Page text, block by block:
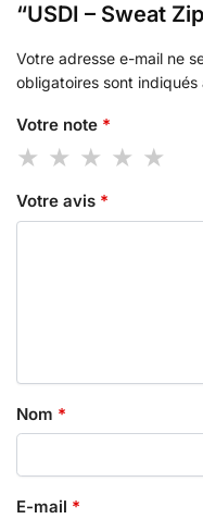
“USDI – Sweat
Votre adresse e-mail ne
obligatoires sont indiqués
Votre note *
Votre avis *
Nom *
E-mail *